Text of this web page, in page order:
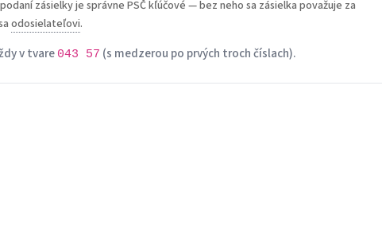
zásielky je správne PSČ kľúčové — bez neho sa zásielka považuje za
odosielateľovi.
v tvare 043 57 (s medzerou po prvých troch číslach).